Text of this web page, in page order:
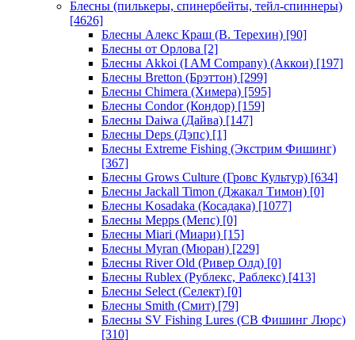
Блесны (пилькеры, спинербейты, тейл-спиннеры)
[4626]
Блесны Алекс Краш (В. Терехин) [90]
Блесны от Орлова [2]
Блесны Akkoi (I AM Company) (Аккои) [197]
Блесны Bretton (Брэттон) [299]
Блесны Chimera (Химера) [595]
Блесны Condor (Кондор) [159]
Блесны Daiwa (Дайва) [147]
Блесны Deps (Дэпс) [1]
Блесны Extreme Fishing (Экстрим Фишинг)
[367]
Блесны Grows Culture (Гровс Культур) [634]
Блесны Jackall Timon (Джакал Тимон) [0]
Блесны Kosadaka (Косадака) [1077]
Блесны Mepps (Мепс) [0]
Блесны Miari (Миари) [15]
Блесны Myran (Мюран) [229]
Блесны River Old (Ривер Олд) [0]
Блесны Rublex (Рублекс, Раблекс) [413]
Блесны Select (Селект) [0]
Блесны Smith (Смит) [79]
Блесны SV Fishing Lures (СВ Фишинг Люрс)
[310]